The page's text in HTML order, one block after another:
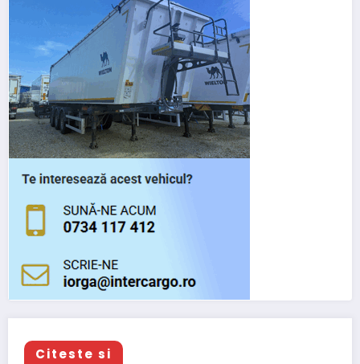
Citeste si